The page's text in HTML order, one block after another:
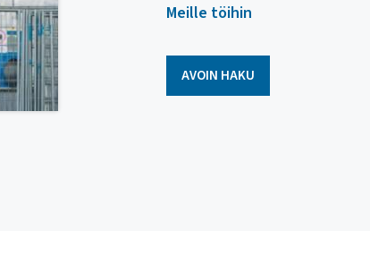
Meille töihin
AVOIN HAKU